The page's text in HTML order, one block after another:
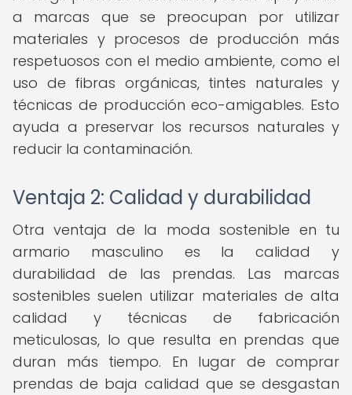
a marcas que se preocupan por utilizar
materiales y procesos de producción más
respetuosos con el medio ambiente, como el
uso de fibras orgánicas, tintes naturales y
técnicas de producción eco-amigables. Esto
ayuda a preservar los recursos naturales y
reducir la contaminación.
Ventaja 2: Calidad y durabilidad
Otra ventaja de la moda sostenible en tu
armario masculino es la calidad y
durabilidad de las prendas. Las marcas
sostenibles suelen utilizar materiales de alta
calidad y técnicas de fabricación
meticulosas, lo que resulta en prendas que
duran más tiempo. En lugar de comprar
prendas de baja calidad que se desgastan